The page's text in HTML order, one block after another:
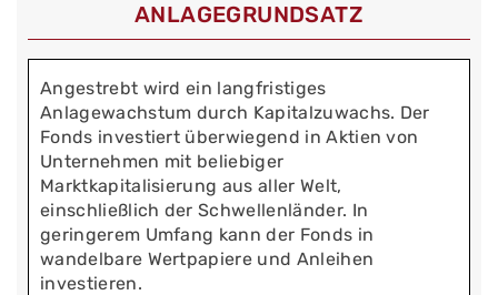
ANLAGEGRUNDSATZ
Angestrebt wird ein langfristiges
Anlagewachstum durch Kapitalzuwachs. Der
Fonds investiert überwiegend in Aktien von
Unternehmen mit beliebiger
Marktkapitalisierung aus aller Welt,
einschließlich der Schwellenländer. In
geringerem Umfang kann der Fonds in
wandelbare Wertpapiere und Anleihen
investieren.